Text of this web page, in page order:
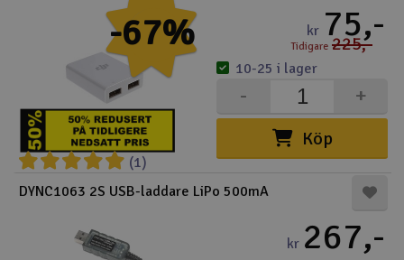
Radioutrustning
Raketer
Scooter & elfordon
Smarthem, lek och hobby
Solenergi
Verktyg, utrustning och tillbehör
-67%
(1)
kr 75,-
Tidigare 225,-
Köp
+
-
10-25 i lager
DYNC1063 2S USB-laddare LiPo 500mA
kr 267,-